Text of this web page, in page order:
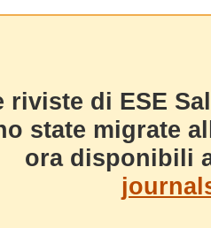
riviste di ESE
state migrate
ora disponibili